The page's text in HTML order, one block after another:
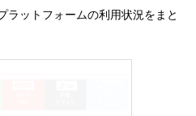
ットフォームの利用状況をまと